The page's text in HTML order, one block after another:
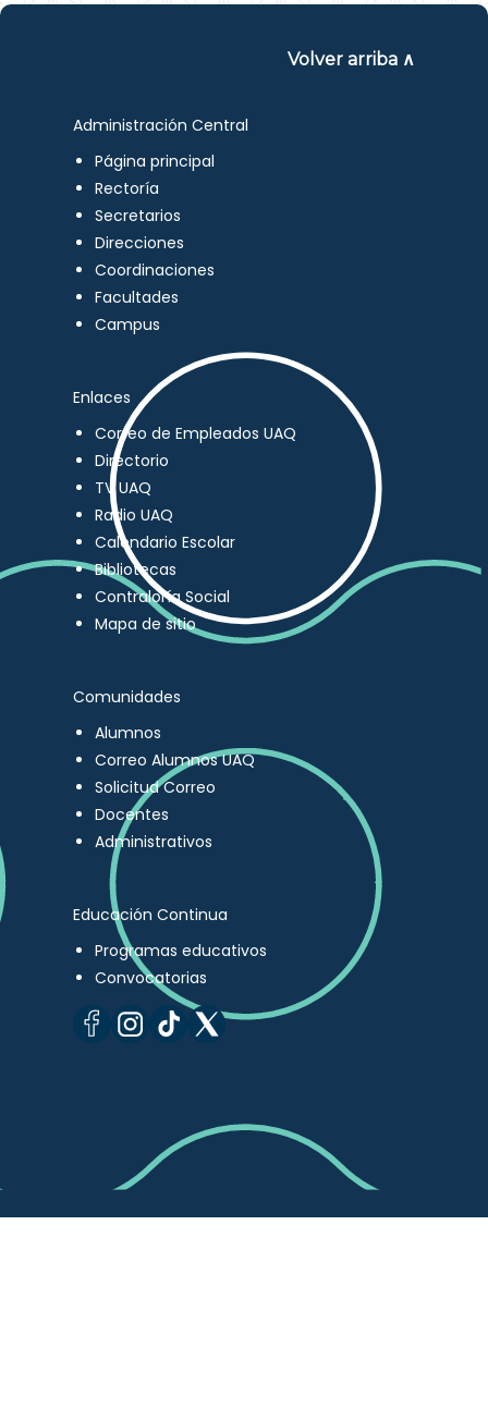
Volver arriba ∧
Administración Central
Página principal
Rectoría
Secretarios
Direcciones
Coordinaciones
Facultades
Campus
Enlaces
Correo de Empleados UAQ
Directorio
TV UAQ
Radio UAQ
Calendario Escolar
Bibliotecas
Contraloría Social
Mapa de sitio
Comunidades
Alumnos
Correo Alumnos UAQ
Solicitud Correo
Docentes
Administrativos
Educación Continua
Programas educativos
Convocatorias